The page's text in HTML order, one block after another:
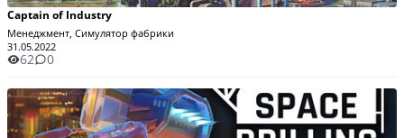
Captain of Industry
Менеджмент, Симулятор фабрики
31.05.2022
62 0